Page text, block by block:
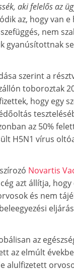
aki felelős az
az, hogy van e
nem
gyanúsítottnak
szerint a
toboroztak
hogy egy
az 50%
H5N1 vírus
Novartis
azt állítja,
és nem
az
az elmúlt
alulfizetett